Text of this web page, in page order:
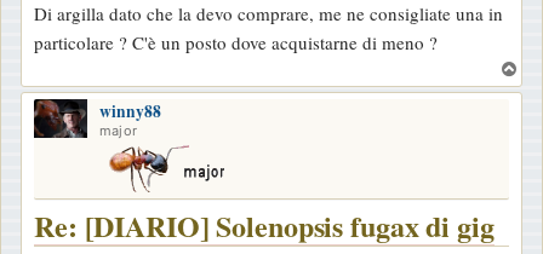
a
g
g
i
o
Di argilla dato che la devo comprare, me ne consigliate una in
particolare ? C'è un posto dove acquistarne di meno ?
o
winny88
major
Re: [DIARIO] Solenopsis fugax di gig